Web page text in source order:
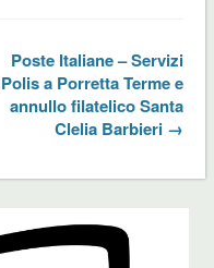
Poste Italiane – Servizi
Polis a Porretta Terme e
annullo filatelico Santa
Clelia Barbieri →